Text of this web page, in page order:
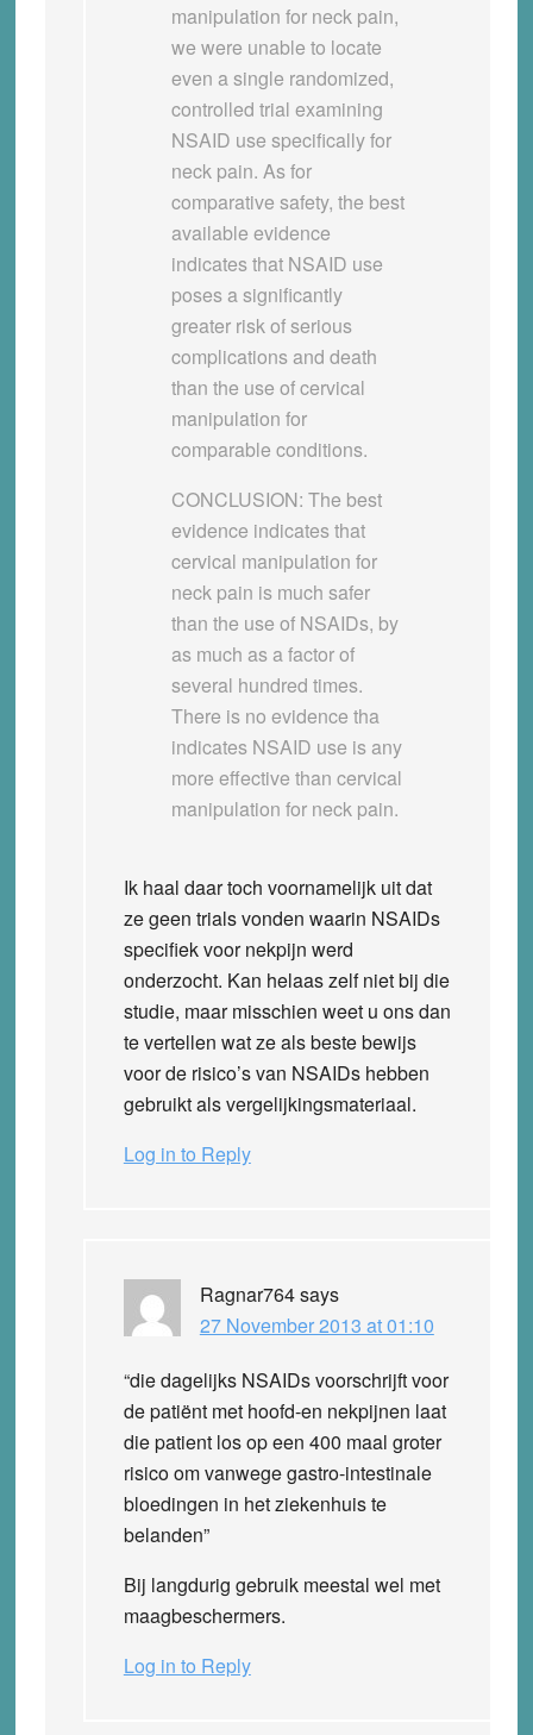
manipulation for neck pain,
we were unable to locate
even a single randomized,
controlled trial examining
NSAID use specifically for
neck pain. As for
comparative safety, the best
available evidence
indicates that NSAID use
poses a significantly
greater risk of serious
complications and death
than the use of cervical
manipulation for
comparable conditions.
CONCLUSION: The best
evidence indicates that
cervical manipulation for
neck pain is much safer
than the use of NSAIDs, by
as much as a factor of
several hundred times.
There is no evidence tha
indicates NSAID use is any
more effective than cervical
manipulation for neck pain.
Ik haal daar toch voornamelijk uit dat
ze geen trials vonden waarin NSAIDs
specifiek voor nekpijn werd
onderzocht. Kan helaas zelf niet bij die
studie, maar misschien weet u ons dan
te vertellen wat ze als beste bewijs
voor de risico’s van NSAIDs hebben
gebruikt als vergelijkingsmateriaal.
Log in to Reply
Ragnar764says
27 November 2013 at 01:10
“die dagelijks NSAIDs voorschrijft voor
de patiënt met hoofd-en nekpijnen laat
die patient los op een 400 maal groter
risico om vanwege gastro-intestinale
bloedingen in het ziekenhuis te
belanden”
Bij langdurig gebruik meestal wel met
maagbeschermers.
Log in to Reply